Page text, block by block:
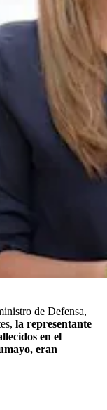
de Defensa,
la representante
en el
eran